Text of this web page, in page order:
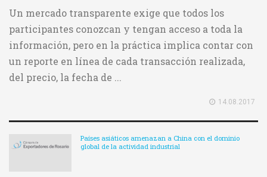
Un mercado transparente exige que todos los
participantes conozcan y tengan acceso a toda la
información, pero en la práctica implica contar con
un reporte en línea de cada transacción realizada,
del precio, la fecha de ...
14.08.2017
Países asiáticos amenazan a China con el dominio
global de la actividad industrial